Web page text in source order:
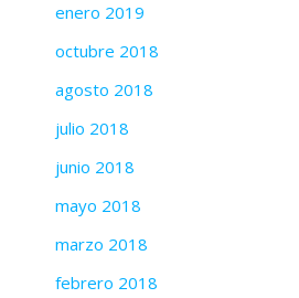
enero 2019
octubre 2018
agosto 2018
julio 2018
junio 2018
mayo 2018
marzo 2018
febrero 2018